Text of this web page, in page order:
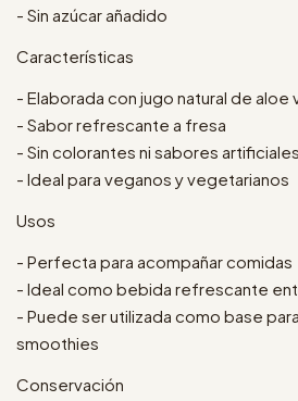
- Sin azúcar añadido
Características
- Elaborada con jugo natural de aloe
- Sabor refrescante a fresa
- Sin colorantes ni sabores artificiales
- Ideal para veganos y vegetarianos
Usos
- Perfecta para acompañar comidas
- Ideal como bebida refrescante
- Puede ser utilizada como base
smoothies
Conservación